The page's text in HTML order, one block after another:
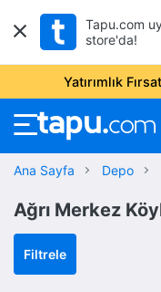
Tapu.com
store'da!
Yatırımlık
Ana Sayfa Depo
Ağrı Merkez
Filtrele